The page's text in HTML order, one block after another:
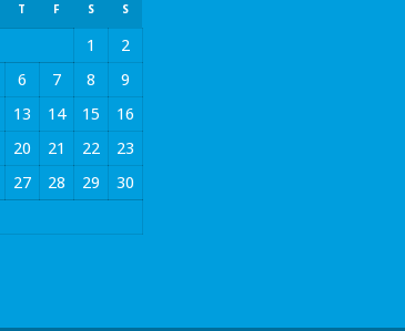
T F S S
1
2
6 7 8
9
13 14 15
16
20 21 22
23
27 28 29
30